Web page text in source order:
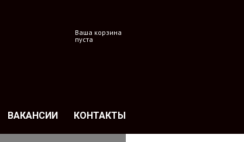
Ваша корзина
пуста
ВАКАНСИИ КОНТАКТЫ